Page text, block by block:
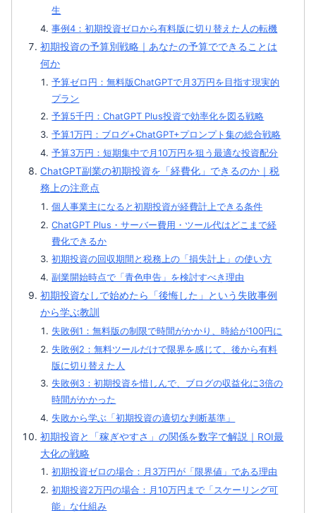
生
事例4：初期投資ゼロから有料版に切り替えた人の転機
初期投資の予算別戦略｜あなたの予算でできることは
何か
予算ゼロ円：無料版ChatGPTで月3万円を目指す現実的
プラン
予算5千円：ChatGPT Plus投資で効率化を図る戦略
予算1万円：ブログ+ChatGPT+プロンプト集の総合戦略
予算3万円：短期集中で月10万円を狙う最適な投資配分
ChatGPT副業の初期投資を「経費化」できるのか｜税
務上の注意点
個人事業主になると初期投資が経費計上できる条件
ChatGPT Plus・サーバー費用・ツール代はどこまで経
費化できるか
初期投資の回収期間と税務上の「損失計上」の使い方
副業開始時点で「青色申告」を検討すべき理由
初期投資なしで始めたら「後悔した」という失敗事例
から学ぶ教訓
失敗例1：無料版の制限で時間がかかり、時給が100円に
失敗例2：無料ツールだけで限界を感じて、後から有料
版に切り替えた人
失敗例3：初期投資を惜しんで、ブログの収益化に3倍の
時間がかかった
失敗から学ぶ「初期投資の適切な判断基準」
初期投資と「稼ぎやすさ」の関係を数字で解説｜ROI最
大化の戦略
初期投資ゼロの場合：月3万円が「限界値」である理由
初期投資2万円の場合：月10万円まで「スケーリング可
能」な仕組み